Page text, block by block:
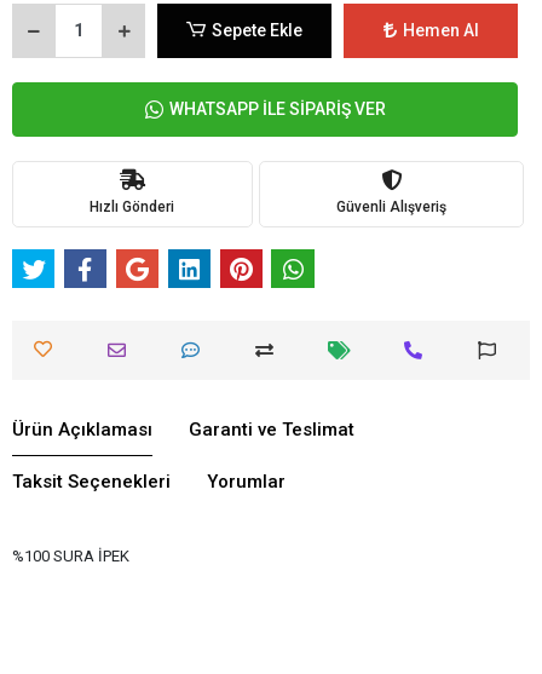
Sepete Ekle Hemen Al
WHATSAPP İLE SİPARİŞ VER
Hızlı Gönderi Güvenli Alışveriş
Ürün Açıklaması Garanti ve Teslimat
Taksit Seçenekleri Yorumlar
%100 SURA İPEK